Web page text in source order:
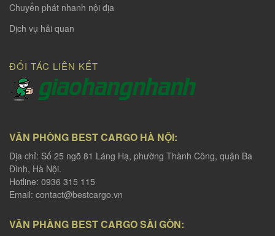
Chuyển phát nhanh nội địa
Dịch vụ hải quan
ĐỐI TÁC LIÊN KẾT
VĂN PHÒNG BEST CARGO HÀ NỘI:
Địa chỉ: Số 25 ngõ 81 Láng Hạ, phường Thành Công, quận Ba
Đình, Hà Nội.
Hotline: 0936 315 115
Email: contact@bestcargo.vn
VĂN PHÀNG BEST CARGO SÀI GÒN: